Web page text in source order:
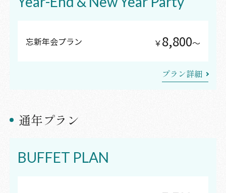
忘新年会プラン ￥8,800〜
プラン詳細
通年プラン
BUFFET PLAN